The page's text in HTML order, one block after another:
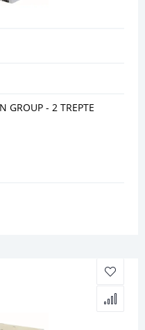
GROUP - 2 TREPTE